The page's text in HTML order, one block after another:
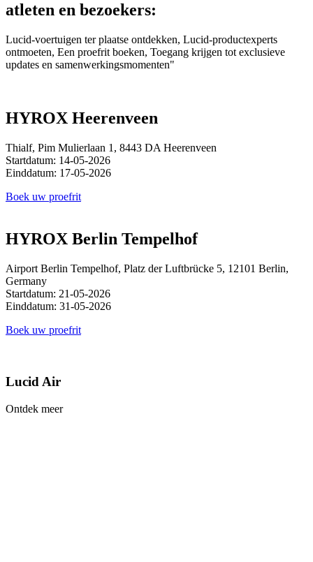
atleten en bezoekers:
Lucid-voertuigen ter plaatse ontdekken, Lucid-productexperts
ontmoeten, Een proefrit boeken, Toegang krijgen tot exclusieve
updates en samenwerkingsmomenten"
HYROX Heerenveen
Thialf, Pim Mulierlaan 1, 8443 DA Heerenveen
Startdatum: 14-05-2026
Einddatum: 17-05-2026
Boek uw proefrit
HYROX Berlin Tempelhof
Airport Berlin Tempelhof, Platz der Luftbrücke 5, 12101 Berlin,
Germany
Startdatum: 21-05-2026
Einddatum: 31-05-2026
Boek uw proefrit
Lucid Air
Ontdek meer